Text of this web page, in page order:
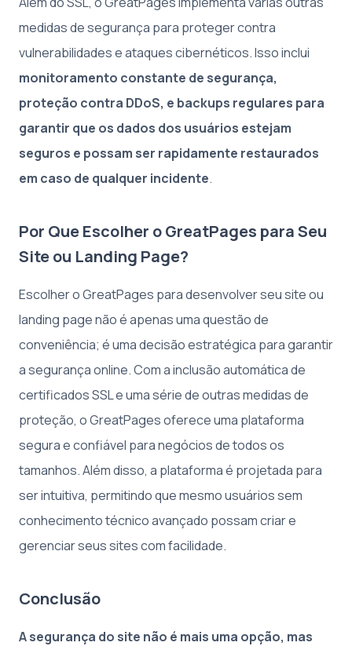
medidas de segurança para proteger contra
vulnerabilidades e ataques cibernéticos. Isso inclui
monitoramento constante de segurança,
proteção contra DDoS, e backups regulares para
garantir que os dados dos usuários estejam
seguros e possam ser rapidamente restaurados
em caso de qualquer incidente.
Por Que Escolher o GreatPages para Seu
Site ou Landing Page?
Escolher o GreatPages para desenvolver seu site ou
landing page não é apenas uma questão de
conveniência; é uma decisão estratégica para garantir
a segurança online. Com a inclusão automática de
certificados SSL e uma série de outras medidas de
proteção, o GreatPages oferece uma plataforma
segura e confiável para negócios de todos os
tamanhos. Além disso, a plataforma é projetada para
ser intuitiva, permitindo que mesmo usuários sem
conhecimento técnico avançado possam criar e
gerenciar seus sites com facilidade.
Conclusão
A segurança do site não é mais uma opção, mas